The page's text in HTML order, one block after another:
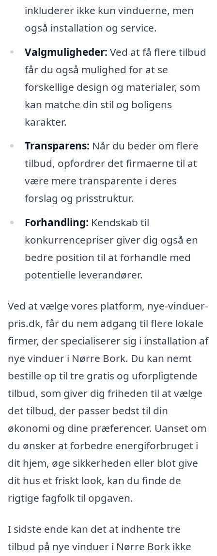
inkluderer ikke kun vinduerne, men
også installation og service.
Valgmuligheder: Ved at få flere tilbud
får du også mulighed for at se
forskellige design og materialer, som
kan matche din stil og boligens
karakter.
Transparens: Når du beder om flere
tilbud, opfordrer det firmaerne til at
være mere transparente i deres
forslag og prisstruktur.
Forhandling: Kendskab til
konkurrencepriser giver dig også en
bedre position til at forhandle med
potentielle leverandører.
Ved at vælge vores platform, nye-vinduer-
pris.dk, får du nem adgang til flere lokale
firmer, der specialiserer sig i installation af
nye vinduer i Nørre Bork. Du kan nemt
bestille op til tre gratis og uforpligtende
tilbud, som giver dig friheden til at vælge
det tilbud, der passer bedst til din
økonomi og dine præferencer. Uanset om
du ønsker at forbedre energiforbruget i
dit hjem, øge sikkerheden eller blot give
dit hus et friskt look, kan du finde de
rigtige fagfolk til opgaven.
I sidste ende kan det at indhente tre
tilbud på nye vinduer i Nørre Bork ikke